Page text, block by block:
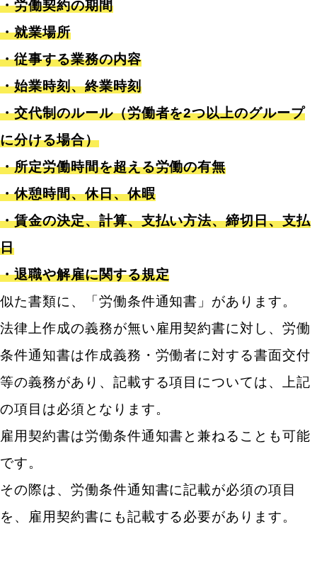
・労働契約の期間
・就業場所
・従事する業務の内容
・始業時刻、終業時刻
・交代制のルール（労働者を2つ以上のグループ
に分ける場合）
・所定労働時間を超える労働の有無
・休憩時間、休日、休暇
・賃金の決定、計算、支払い方法、締切日、支払
日
・退職や解雇に関する規定
似た書類に、「労働条件通知書」があります。
法律上作成の義務が無い雇用契約書に対し、労働
条件通知書は作成義務・労働者に対する書面交付
等の義務があり、記載する項目については、上記
の項目は必須となります。
雇用契約書は労働条件通知書と兼ねることも可能
です。
その際は、労働条件通知書に記載が必須の項目
を、雇用契約書にも記載する必要があります。